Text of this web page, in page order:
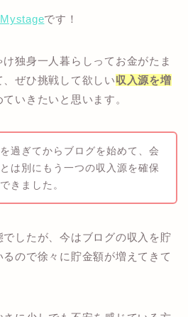
です！
独身一人暮らしってお金がたま
ぜひ挑戦して欲しい収入源を増
いきたいと思います。
過ぎてからブログを始めて、会
は別にもう一つの収入源を確保
きました。
したが、今はブログの収入を貯
ので徐々に貯金額が増えてきて